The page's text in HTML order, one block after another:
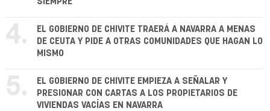
4.
EL GOBIERNO DE CHIVITE TRAERÁ A NAVARRA A MENAS
DE CEUTA Y PIDE A OTRAS COMUNIDADES QUE HAGAN LO
MISMO
5.
EL GOBIERNO DE CHIVITE EMPIEZA A SEÑALAR Y
PRESIONAR CON CARTAS A LOS PROPIETARIOS DE
VIVIENDAS VACÍAS EN NAVARRA